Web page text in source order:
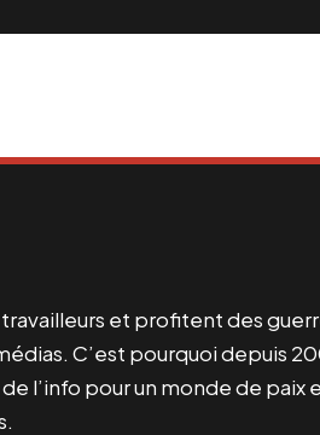
et profitent des
C’est pourquoi depuis
l’info pour un monde de paix